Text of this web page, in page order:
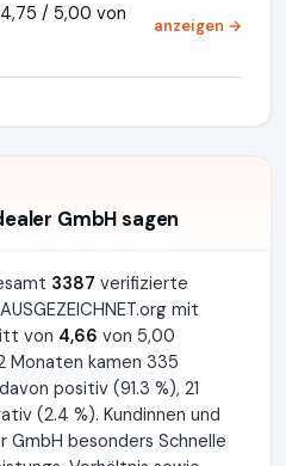
/ 5,00 von
anzeigen →
GmbH sagen
3387 verifizierte
mit
von 4,66 von 5,00
Monaten kamen 335
positiv (91.3 %), 21
(2.4 %). Kundinnen und
GmbH besonders Schnelle